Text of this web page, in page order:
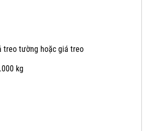
treo tường hoặc giá treo
kg